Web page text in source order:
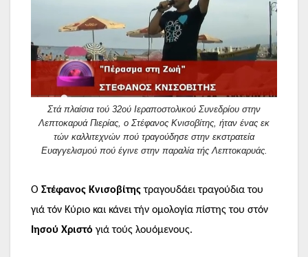
Στά πλαίσια τού 32ού Ιεραποστολικού Συνεδρίου στην
Λεπτοκαρυά Πιερίας, ο Στέφανος Κνισοβίτης, ήταν ένας εκ
τών καλλιτεχνών πού τραγούδησε στην εκστρατεία
Ευαγγελισμού πού έγινε στην παραλία τής Λεπτοκαρυάς.
Ο Στέφανος Κνισοβίτηςτραγουδάει τραγούδια του
γιά τόν Κύριο και κάνει τήν ομολογία πίστης του στόν
Ιησού Χριστό γιά τούς λουόμενους.